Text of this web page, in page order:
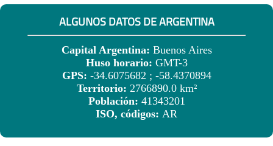
ALGUNOS DATOS DE ARGENTINA
Capital Argentina: Buenos Aires
Huso horario: GMT-3
GPS: -34.6075682 ; -58.4370894
Territorio: 2766890.0 km²
Población: 41343201
ISO, códigos: AR